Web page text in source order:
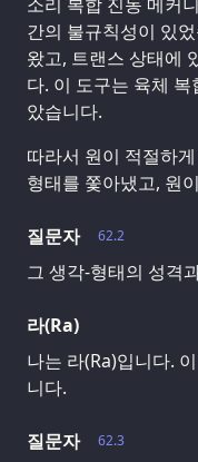
간의 불규칙성이 있
왔고, 트랜스 상태에
다. 이 도구는 육체
았습니다.
따라서 원이 적절하
형태를 쫓아냈고, 원
62.2
질문자
그 생각-형태의 성격
라(Ra)
나는 라(Ra)입니다.
니다.
62.3
질문자